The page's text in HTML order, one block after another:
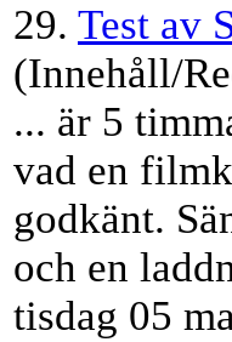
29. Test av
(Innehåll/
... är 5 tim
vad en
godkänt.
och en
tisdag 05